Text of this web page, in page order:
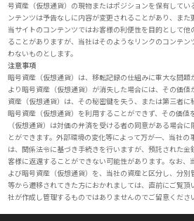
号資産（仮想通貨）の現物またはポジションを保有してい
ンテンツは予告なしに内容が変更されることがあり、また
当サイトのコンテンツではお客様の利便性を目的として
ることがありますが、当社はそのようなリンクのコンテン
わないものとします。
注意事項
暗号資産（仮想通貨）は、移転記録の仕組みに重大な問
より暗号資産（仮想通貨）が消失した場合には、その価値
資産（仮想通貨）は、その秘密鍵を失う、または第三者
暗号資産（仮想通貨）を利用することができず、その価値
（仮想通貨）は対価の弁済を受ける者の同意がある場合
とができます。外部環境の変化等によって万が一、当社の
は、関係法令に基づき手続きを行いますが、預託された
客様に返還することができない可能性があります。なお
よび暗号資産（仮想通貨）を、当社の資産と区分し、分
等から遷移されてきた方におかれましては、直前にご覧
社が作成し管理するものではありませんのでご留意くださ